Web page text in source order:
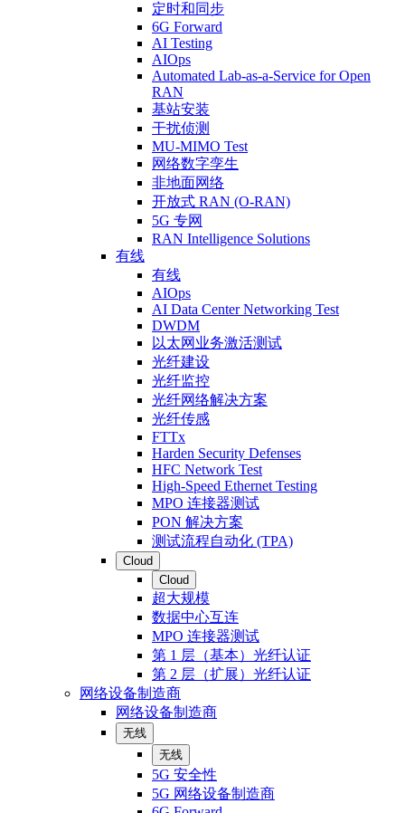
定时和同步
6G Forward
AI Testing
AIOps
Automated Lab-as-a-Service for Open
RAN
基站安装
干扰侦测
MU-MIMO Test
网络数字孪生
非地面网络
开放式 RAN (O-RAN)
5G 专网
RAN Intelligence Solutions
有线
有线
AIOps
AI Data Center Networking Test
DWDM
以太网业务激活测试
光纤建设
光纤监控
光纤网络解决方案
光纤传感
FTTx
Harden Security Defenses
HFC Network Test
High-Speed Ethernet Testing
MPO 连接器测试
PON 解决方案
测试流程自动化 (TPA)
Cloud
Cloud
超大规模
数据中心互连
MPO 连接器测试
第 1 层（基本）光纤认证
第 2 层（扩展）光纤认证
网络设备制造商
网络设备制造商
无线
无线
5G 安全性
5G 网络设备制造商